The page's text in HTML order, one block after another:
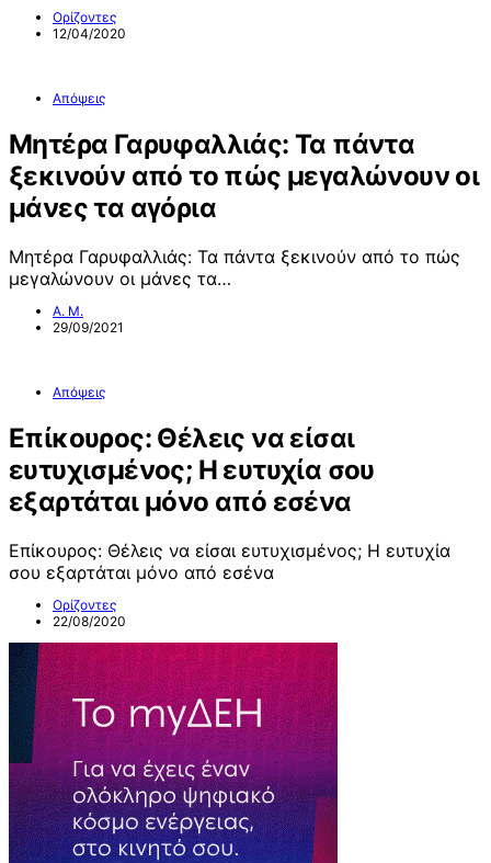
Ορίζοντες
12/04/2020
Απόψεις
Μητέρα Γαρυφαλλιάς: Τα πάντα
ξεκινούν από το πώς μεγαλώνουν οι
μάνες τα αγόρια
Μητέρα Γαρυφαλλιάς: Τα πάντα ξεκινούν από το πώς
μεγαλώνουν οι μάνες τα…
Α. Μ.
29/09/2021
Απόψεις
Επίκουρος: Θέλεις να είσαι
ευτυχισμένος; Η ευτυχία σου
εξαρτάται μόνο από εσένα
Επίκουρος: Θέλεις να είσαι ευτυχισμένος; Η ευτυχία
σου εξαρτάται μόνο από εσένα
Ορίζοντες
22/08/2020